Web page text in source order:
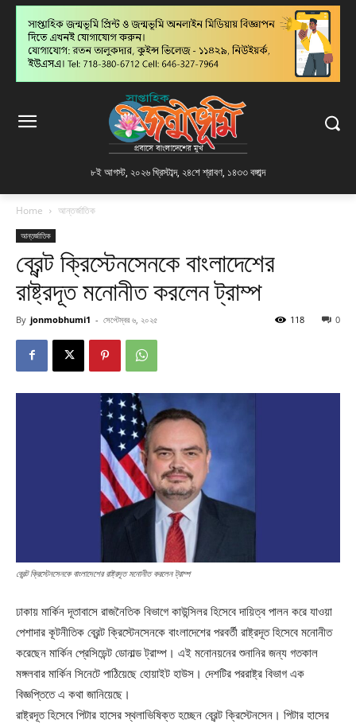
৮ই আগস্ট, ২০২৬ খ্রিস্টাব্দ, ২৪শে শ্রাবণ, ১৪৩৩ বঙ্গাব্দ
Home আন্তর্জাতিক
আন্তর্জাতিক
ব্রেন্ট ক্রিস্টেনসেনকে বাংলাদেশের
রাষ্ট্রদূত মনোনীত করলেন ট্রাম্প
By jonmobhumi1 - সেপ্টেম্বর ৬, ২০২৫ 0
118
ব্রেন্ট ক্রিস্টেনসেনকে বাংলাদেশের রাষ্ট্রদূত মনোনীত করলেন ট্রাম্প
ঢাকায় মার্কিন দূতাবাসে রাজনৈতিক বিভাগে কাউন্সিলর হিসেবে দায়িত্ব পালন করে যাওয়া
পেশাদার কূটনীতিক ব্রেন্ট ক্রিস্টেনসেনকে বাংলাদেশের পরবর্তী রাষ্ট্রদূত হিসেবে মনোনীত
করেছেন মার্কিন প্রেসিডেন্ট ডোনাল্ড ট্রাম্প। এই মনোনয়নের শুনানির জন্য গতকাল
মঙ্গলবার মার্কিন সিনেটে পাঠিয়েছে হোয়াইট হাউস। দেশটির পররাষ্ট্র বিভাগ এক
বিজ্ঞপ্তিতে এ কথা জানিয়েছে।
রাষ্ট্রদূত হিসেবে পিটার হাসের স্থলাভিষিক্ত হচ্ছেন ব্রেন্ট ক্রিস্টেনসেন। পিটার হাসের